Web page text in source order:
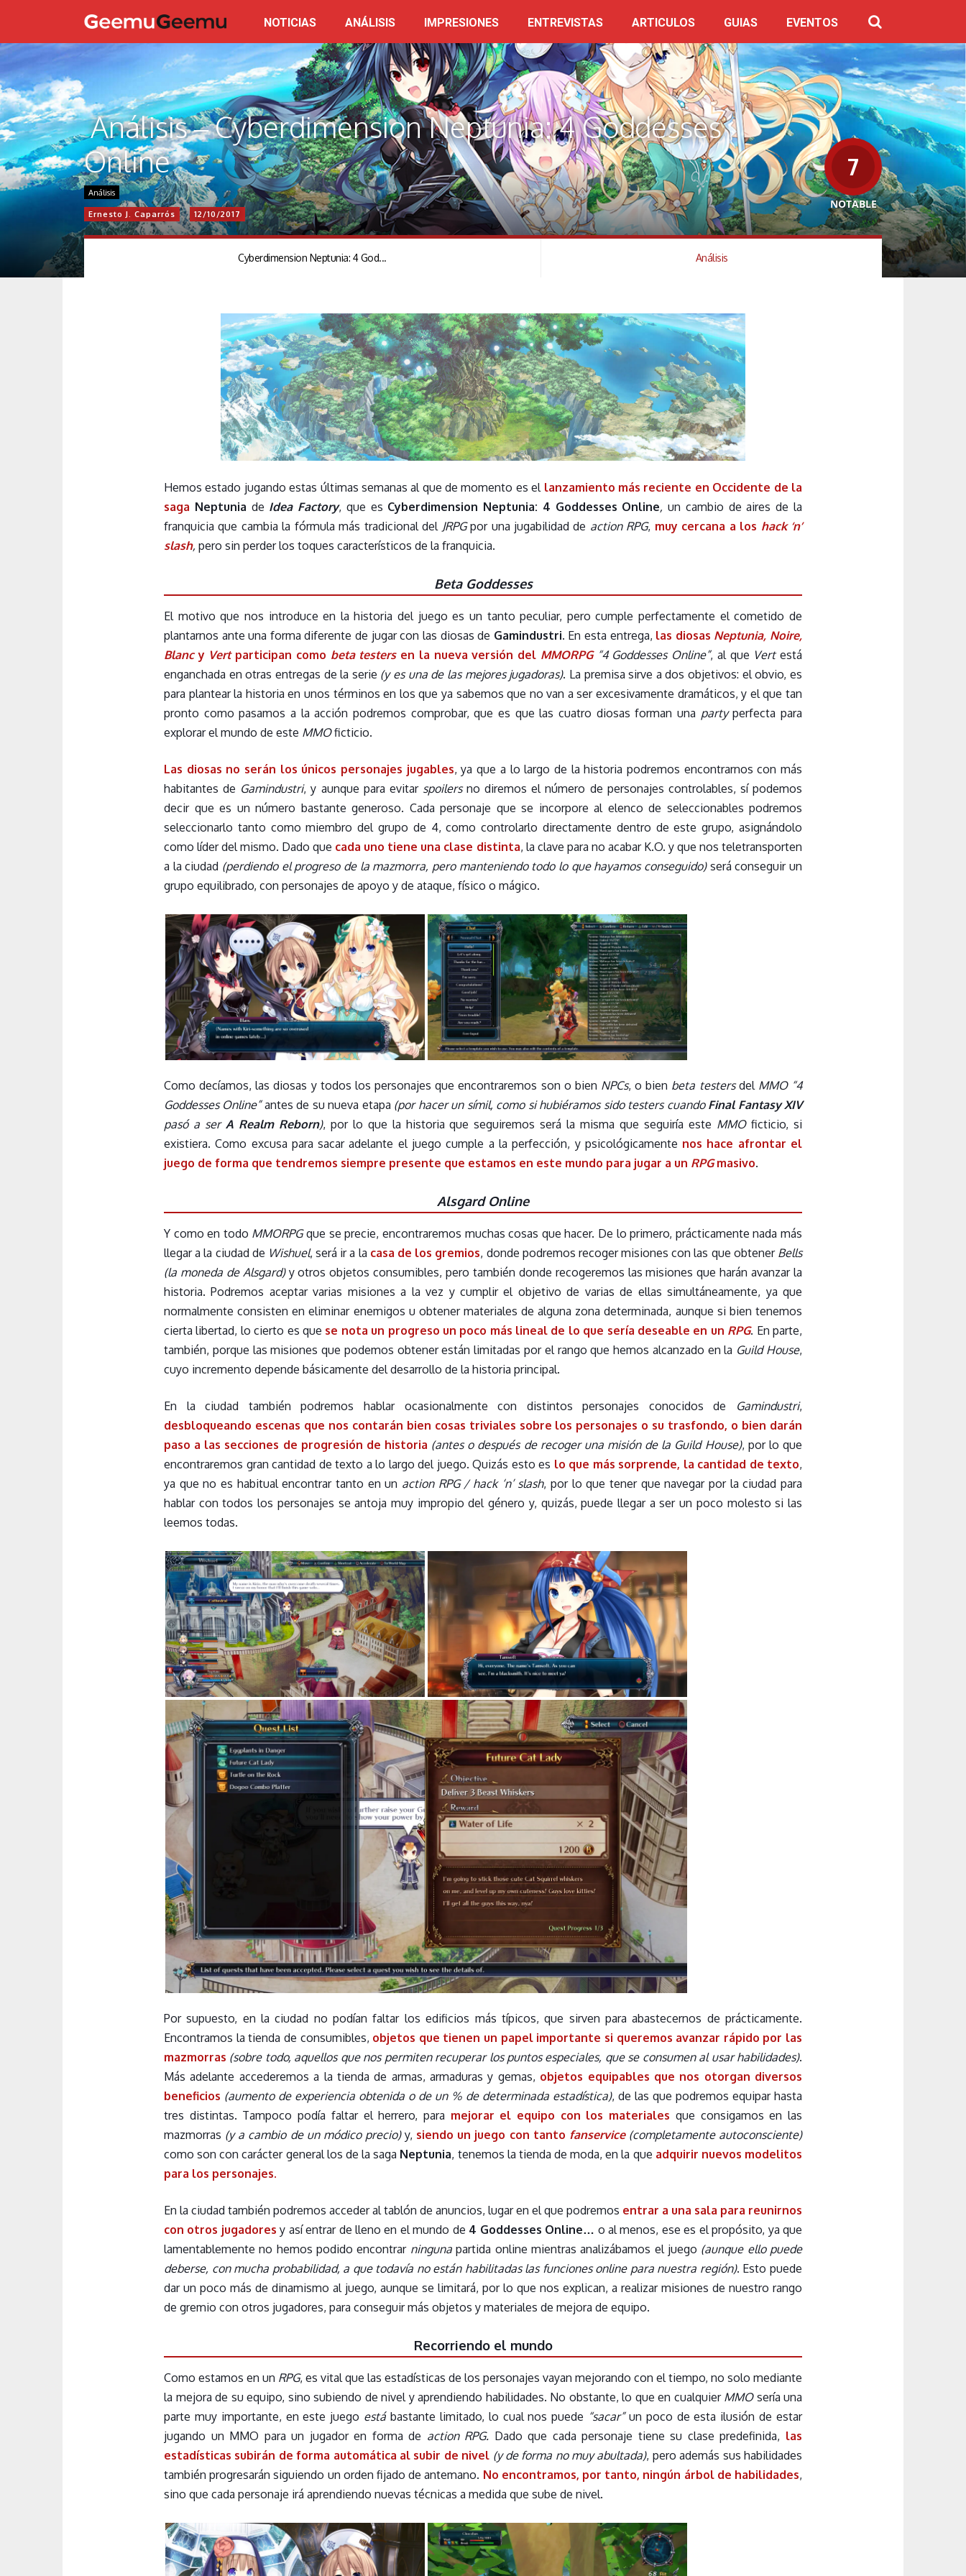
NOTICIAS ANÁLISIS IMPRESIONES ENTREVISTAS ARTICULOS GUIAS EVENTOS
Análisis – Cyberdimension Neptunia: 4 Goddesses
Online
Análisis
Ernesto J. Caparrós 12/10/2017
7
NOTABLE
Cyberdimension Neptunia: 4 God... Análisis
Hemos estado jugando estas últimas semanas al que de momento es el lanzamiento más reciente en Occidente de la
saga Neptunia de Idea Factory, que es Cyberdimension Neptunia: 4 Goddesses Online,un cambio de aires de la
franquicia que cambia la fórmula más tradicional del JRPGpor una jugabilidad de action RPG, muy cercana a los hack ‘n’
slash, pero sin perder los toques característicos de la franquicia.
Beta Goddesses
El motivo que nos introduce en la historia del juego es un tanto peculiar, pero cumple perfectamente el cometido de
plantarnos ante una forma diferente de jugar con las diosas de Gamindustri. En esta entrega, las diosas Neptunia, Noire,
BlancyVertparticipan como beta testersen la nueva versión del MMORPG“4 Goddesses Online”, al que Vertestá
enganchada en otras entregas de la serie (y es una de las mejores jugadoras). La premisa sirve a dos objetivos: el obvio, es
para plantear la historia en unos términos en los que ya sabemos que no van a ser excesivamente dramáticos, y el que tan
pronto como pasamos a la acción podremos comprobar, que es que las cuatro diosas forman una partyperfecta para
explorar el mundo de este MMOficticio.
Las diosas no serán los únicos personajes jugables, ya que a lo largo de la historia podremos encontrarnos con más
habitantes de Gamindustri, y aunque para evitar spoilersno diremos el número de personajes controlables, sí podemos
decir que es un número bastante generoso. Cada personaje que se incorpore al elenco de seleccionables podremos
seleccionarlo tanto como miembro del grupo de 4, como controlarlo directamente dentro de este grupo, asignándolo
como líder del mismo. Dado que cada uno tiene una clase distinta, la clave para no acabar K.O. y que nos teletransporten
a la ciudad (perdiendo el progreso de la mazmorra, pero manteniendo todo lo que hayamos conseguido)será conseguir un
grupo equilibrado, con personajes de apoyo y de ataque, físico o mágico.
Como decíamos, las diosas y todos los personajes que encontraremos son o bien NPCs, o bien beta testersdel MMO “4
Goddesses Online”antes de su nueva etapa (por hacer un símil, como si hubiéramos sido testers cuando Final Fantasy XIV
pasó a ser A Realm Reborn), por lo que la historia que seguiremos será la misma que seguiría este MMOficticio, si
existiera. Como excusa para sacar adelante el juego cumple a la perfección, y psicológicamente nos hace afrontar el
juego de forma que tendremos siempre presente que estamos en este mundo para jugar a un RPGmasivo.
AlsgardOnline
Y como en todo MMORPGque se precie, encontraremos muchas cosas que hacer. De lo primero, prácticamente nada más
llegar a la ciudad de Wishuel, será ir a la casa de los gremios, donde podremos recoger misiones con las que obtener Bells
(la moneda de Alsgard)y otros objetos consumibles, pero también donde recogeremos las misiones que harán avanzar la
historia. Podremos aceptar varias misiones a la vez y cumplir el objetivo de varias de ellas simultáneamente, ya que
normalmente consisten en eliminar enemigos u obtener materiales de alguna zona determinada, aunque si bien tenemos
cierta libertad, lo cierto es que se nota un progreso un poco más lineal de lo que sería deseable en un RPG. En parte,
también, porque las misiones que podemos obtener están limitadas por el rango que hemos alcanzado en la Guild House,
cuyo incremento depende básicamente del desarrollo de la historia principal.
En la ciudad también podremos hablar ocasionalmente con distintos personajes conocidos de Gamindustri,
desbloqueando escenas que nos contarán bien cosas triviales sobre los personajes o su trasfondo, o bien darán
paso a las secciones de progresión de historia (antes o después de recoger una misión de la Guild House), por lo que
encontraremos gran cantidad de texto a lo largo del juego. Quizás esto es lo que más sorprende, la cantidad de texto,
ya que no es habitual encontrar tanto en un action RPG / hack ‘n’ slash, por lo que tener que navegar por la ciudad para
hablar con todos los personajes se antoja muy impropio del género y, quizás, puede llegar a ser un poco molesto si las
leemos todas.
Por supuesto, en la ciudad no podían faltar los edificios más típicos, que sirven para abastecernos de prácticamente.
Encontramos la tienda de consumibles, objetos que tienen un papel importante si queremos avanzar rápido por las
mazmorras (sobre todo, aquellos que nos permiten recuperar los puntos especiales, que se consumen al usar habilidades).
Más adelante accederemos a la tienda de armas, armaduras y gemas, objetos equipables que nos otorgan diversos
beneficios (aumento de experiencia obtenida o de un % de determinada estadística), de las que podremos equipar hasta
tres distintas. Tampoco podía faltar el herrero, para mejorar el equipo con los materiales que consigamos en las
mazmorras (y a cambio de un módico precio)y, siendo un juego con tanto fanservice (completamente autoconsciente)
como son con carácter general los de la saga Neptunia, tenemos la tienda de moda, en la que adquirir nuevos modelitos
para los personajes.
En la ciudad también podremos acceder al tablón de anuncios, lugar en el que podremos entrar a una sala para reunirnos
con otros jugadoresy así entrar de lleno en el mundo de 4 Goddesses Online… o al menos, ese es el propósito, ya que
lamentablemente no hemos podido encontrar ningunapartida online mientras analizábamos el juego (aunque ello puede
deberse, con mucha probabilidad, a que todavía no están habilitadas las funciones online para nuestra región). Esto puede
dar un poco más de dinamismo al juego, aunque se limitará, por lo que nos explican, a realizar misiones de nuestro rango
de gremio con otros jugadores, para conseguir más objetos y materiales de mejora de equipo.
Recorriendo el mundo
Como estamos en un RPG, es vital que las estadísticas de los personajes vayan mejorando con el tiempo, no solo mediante
la mejora de su equipo, sino subiendo de nivel y aprendiendo habilidades. No obstante, lo que en cualquier MMOsería una
parte muy importante, en este juego estábastante limitado, lo cual nos puede “sacar”un poco de esta ilusión de estar
jugando un MMO para un jugador en forma de action RPG. Dado que cada personaje tiene su clase predefinida, las
estadísticas subirán de forma automática al subir de nivel (y de forma no muy abultada), pero además sus habilidades
también progresarán siguiendo un orden fijado de antemano. No encontramos, por tanto, ningún árbol de habilidades,
sino que cada personaje irá aprendiendo nuevas técnicas a medida que sube de nivel.